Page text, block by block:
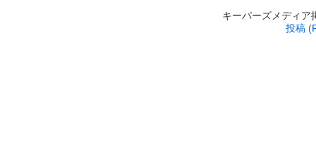
キーパーズメディ
投稿